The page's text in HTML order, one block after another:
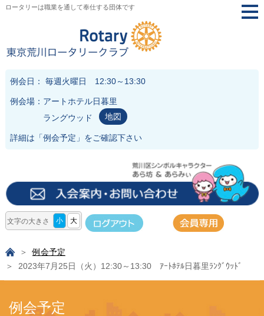
ロータリーは職業を通して奉仕する団体です
例会日： 毎週火曜日 12:30～13:30
例会場：アートホテル日暮里
ラングウッド
地図
詳細は「例会予定 」をご確認下さい
文字の大きさ 小 大
例会予定
2023年7月25日（火）12:30～13:30 ｱｰﾄﾎﾃﾙ日暮里ﾗﾝｸﾞｳｯﾄﾞ
例会予定